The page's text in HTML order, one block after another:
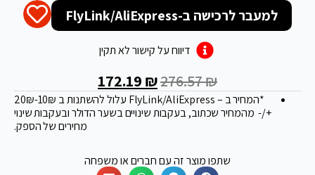
למעבר לרכישה ב-FlyLink/AliExpress
דיווח על קישור לא תקין
276.57₪
172.19 ₪
*המחיר ב – FlyLink/AliExpress עלול להשתנות ב 20 ₪-10₪
+/- מהמחיר שכתוב, בעקבות שינויים בשער הדולר ובעקבות שינוי
מחירים של הספק.
שתפו מוצר זה עם חברים או משפחה